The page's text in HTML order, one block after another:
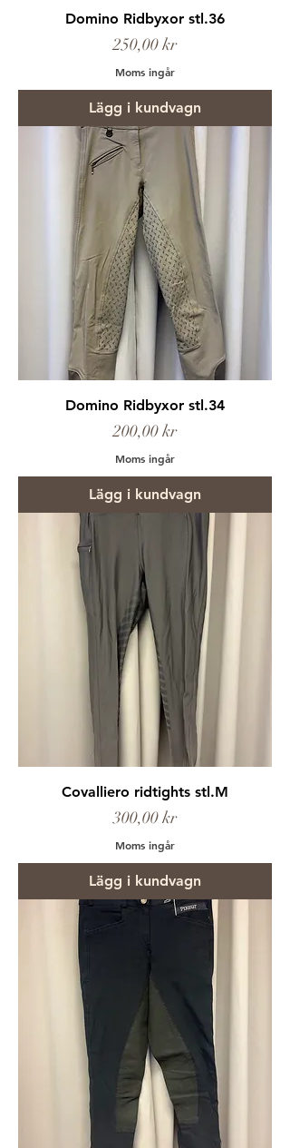
Domino Ridbyxor stl.36
Pris
250,00 kr
Moms ingår
Lägg i kundvagn
Domino Ridbyxor stl.34
Pris
200,00 kr
Moms ingår
Lägg i kundvagn
Covalliero ridtights stl.M
Pris
300,00 kr
Moms ingår
Lägg i kundvagn